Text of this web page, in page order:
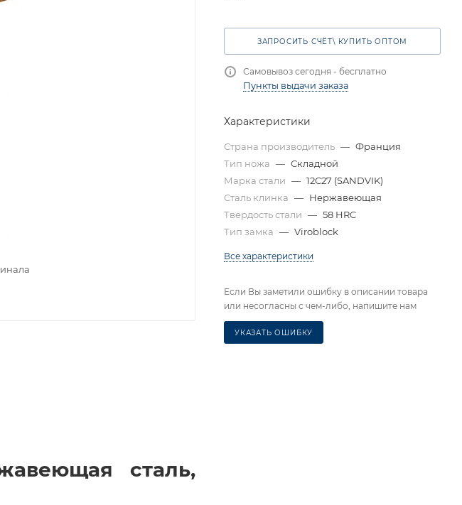
сталь,
ЗАПРОСИТЬ СЧЁТ\ КУПИТЬ ОПТОМ
Самовывоз сегодня - бесплатно
Пункты выдачи заказа
Характеристики
Страна производитель — Франция
Тип ножа — Складной
Марка стали — 12C27 (SANDVIK)
Сталь клинка — Нержавеющая
Твердость стали — 58 HRC
Тип замка — Viroblock
Все характеристики
Если Вы заметили ошибку в описании товара
или несогласны с чем-либо, напишите нам
УКАЗАТЬ ОШИБКУ